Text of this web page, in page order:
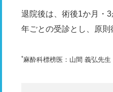
退院後は、術後1か月・
年ごとの受診とし、原
*麻酔科標榜医：山間 義弘先生